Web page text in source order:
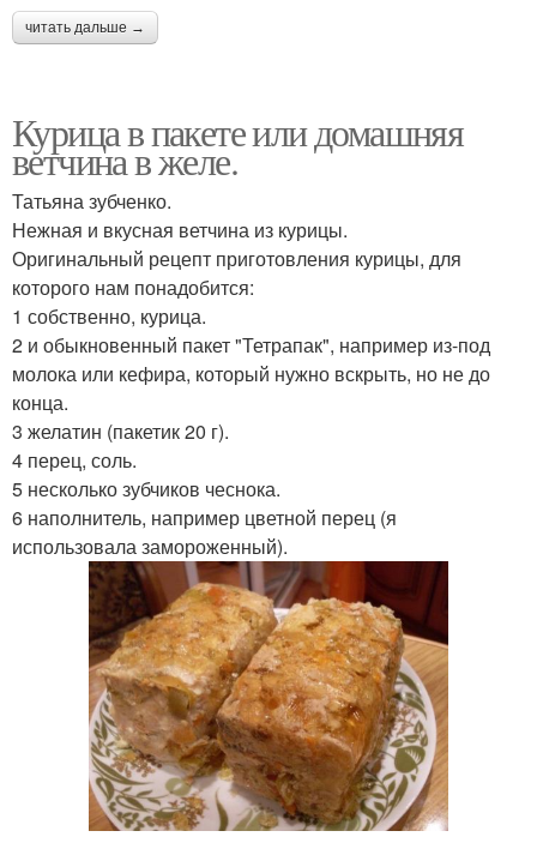
читать дальше →
Курица в пакете или домашняя
ветчина в желе.
Татьяна зубченко.
Нежная и вкусная ветчина из курицы.
Оригинальный рецепт приготовления курицы, для
которого нам понадобится:
1 собственно, курица.
2 и обыкновенный пакет "Тетрапак", например из-под
молока или кефира, который нужно вскрыть, но не до
конца.
3 желатин (пакетик 20 г).
4 перец, соль.
5 несколько зубчиков чеснока.
6 наполнитель, например цветной перец (я
использовала замороженный).